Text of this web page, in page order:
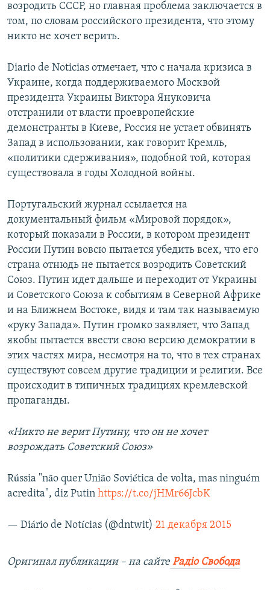
возродить СССР, но главная проблема заключается в
том, по словам российского президента, что этому
никто не хочет верить.
Diario de Noticias отмечает, что с начала кризиса в
Украине, когда поддерживаемого Москвой
президента Украины Виктора Януковича
отстранили от власти проевропейские
демонстранты в Киеве, Россия не устает обвинять
Запад в использовании, как говорит Кремль,
«политики сдерживания», подобной той, которая
существовала в годы Холодной войны.
Португальский журнал ссылается на
документальный фильм «Мировой порядок»,
который показали в России, в котором президент
России Путин вовсю пытается убедить всех, что его
страна отнюдь не пытается возродить Советский
Союз. Путин идет дальше и переходит от Украины
и Советского Союза к событиям в Северной Африке
и на Ближнем Востоке, видя и там так называемую
«руку Запада». Путин громко заявляет, что Запад
якобы пытается ввести свою версию демократии в
этих частях мира, несмотря на то, что в тех странах
существуют совсем другие традиции и религии. Все
происходит в типичных традициях кремлевской
пропаганды.
«Никто не верит Путину, что он не хочет
возрождать Советский Союз»
Rússia "não quer União Soviética de volta, mas ninguém
acredita", diz Putin https://t.co/jHMr66JcbK
— Diário de Notícias (@dntwit) 21 декабря 2015
Оригинал публикации – на сайте Радіо Свобода